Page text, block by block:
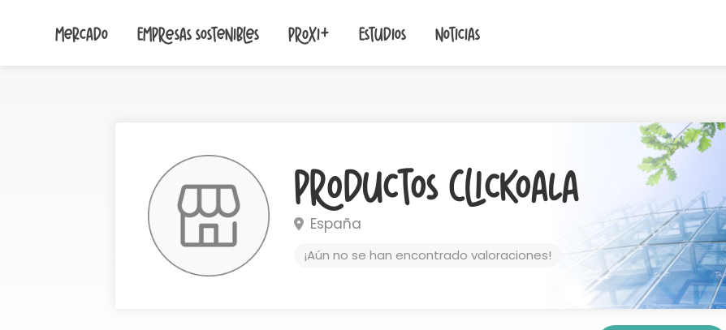
Mercado Empresas sostenibles Proxi+ Estudios Noticias
Productos ClicKoala
España
¡Aún no se han encontrado valoraciones!